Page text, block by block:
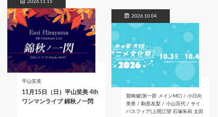
2026.11.15
平山笑美
11月15日（日）平山笑美 4th
ワンマンライブ 錦秋ノ一閃
2026.10.04
鷲崎健(第一部 メインMC) / 小日向
美香 / 駒形友梨 / 小山百代 / サイ
バスフィア(上間江望 石塚朱莉 太田